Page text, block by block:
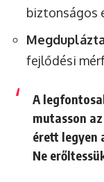
biztonságos
fejlődési
A
mutasson
érett legyen
Ne